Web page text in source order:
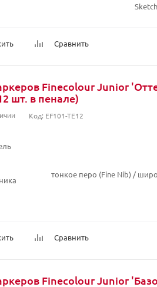
Сравнить
Finecolour Junior
шт. в пенале)
Код: EF101-TE12
тонкое перо (Fine Nib) /
Сравнить
Finecolour Junior